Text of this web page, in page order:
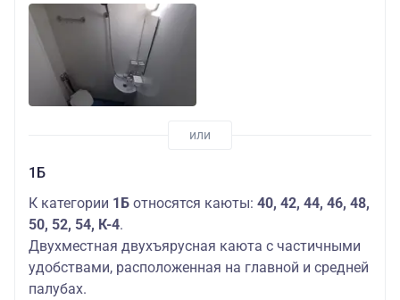
1Б
К категории 1Б относятся каюты: 40, 42, 44, 46, 48,
50, 52, 54, К-4.
Двухместная двухъярусная каюта с частичными
удобствами, расположенная на главной и средней
палубах.